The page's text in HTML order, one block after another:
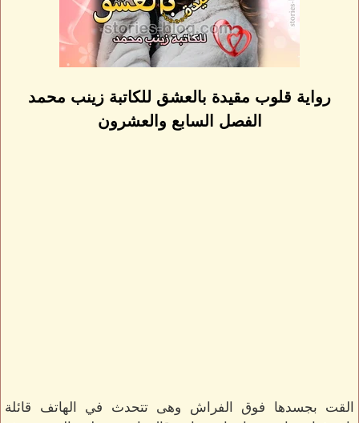
رواية قلوب مقيدة بالعشق للكاتبة زينب محمد
الفصل السابع والعشرون
القت بجسدها فوق الفراش وهى تتحدث في الهاتف قائلة